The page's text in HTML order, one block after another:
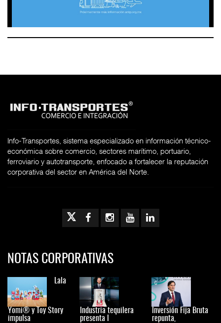
Info-Transportes, sistema especializado en información técnico-
económica sobre comercio, sectores marítimo, portuario,
ferroviario y autotransporte, enfocado a fortalecer la reputación
corporativa del sector en América del Norte.
NOTAS CORPORATIVAS
Lala
Yomi® y Toy Story
impulsa
Industria tequilera
presenta l
Inversión Fija Bruta
repunta,